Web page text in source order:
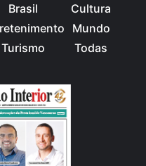
Brasil
Turismo
Cultura
Mundo
Todas